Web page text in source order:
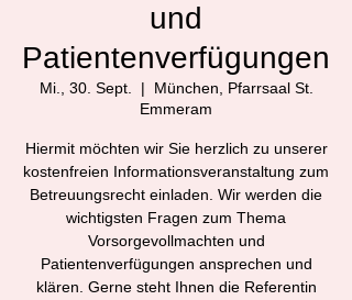
und
Patientenverfügungen
Mi., 30. Sept.
  |
München, Pfarrsaal St.
Emmeram
Hiermit möchten wir Sie herzlich zu unserer
kostenfreien Informationsveranstaltung zum
Betreuungsrecht einladen. Wir werden die
wichtigsten Fragen zum Thema
Vorsorgevollmachten und
Patientenverfügungen ansprechen und
klären. Gerne steht Ihnen die Referentin